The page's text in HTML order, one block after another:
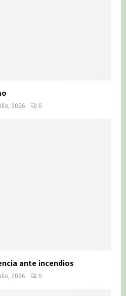
2026 0
ante incendios
2026 0